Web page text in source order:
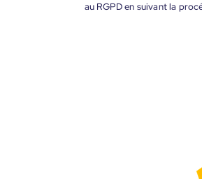
au RGPD en suivant la